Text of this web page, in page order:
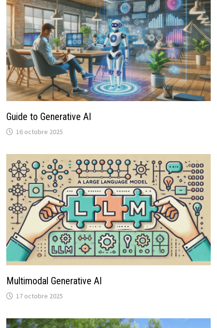
Guide to Generative AI
16 octobre 2025
Multimodal Generative AI
17 octobre 2025